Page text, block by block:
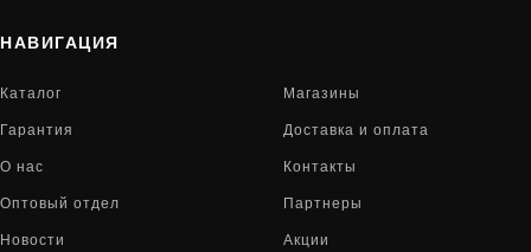
НАВИГАЦИЯ
Каталог Магазины
Гарантия Доставка и оплата
О нас Контакты
Оптовый отдел Партнеры
Новости Акции